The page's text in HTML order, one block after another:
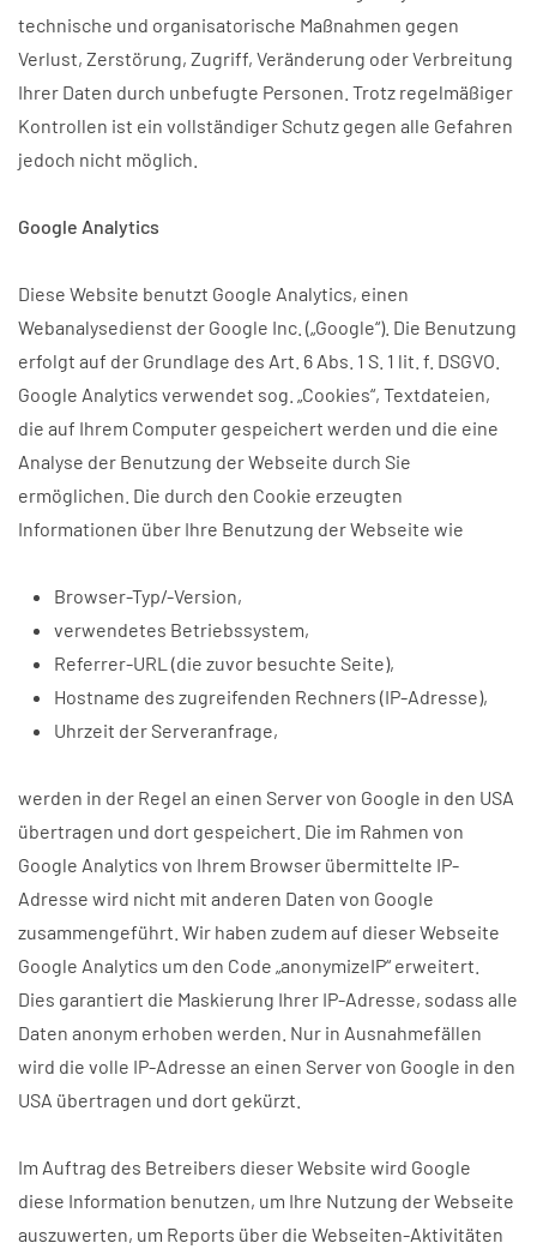
technische und organisatorische Maßnahmen gegen
Verlust, Zerstörung, Zugriff, Veränderung oder Verbreitung
Ihrer Daten durch unbefugte Personen. Trotz regelmäßiger
Kontrollen ist ein vollständiger Schutz gegen alle Gefahren
jedoch nicht möglich.
Google Analytics
Diese Website benutzt Google Analytics, einen
Webanalysedienst der Google Inc. („Google“). Die Benutzung
erfolgt auf der Grundlage des Art. 6 Abs. 1 S. 1 lit. f. DSGVO.
Google Analytics verwendet sog. „Cookies“, Textdateien,
die auf Ihrem Computer gespeichert werden und die eine
Analyse der Benutzung der Webseite durch Sie
ermöglichen. Die durch den Cookie erzeugten
Informationen über Ihre Benutzung der Webseite wie
Browser-Typ/-Version,
verwendetes Betriebssystem,
Referrer-URL (die zuvor besuchte Seite),
Hostname des zugreifenden Rechners (IP-Adresse),
Uhrzeit der Serveranfrage,
werden in der Regel an einen Server von Google in den USA
übertragen und dort gespeichert. Die im Rahmen von
Google Analytics von Ihrem Browser übermittelte IP-
Adresse wird nicht mit anderen Daten von Google
zusammengeführt. Wir haben zudem auf dieser Webseite
Google Analytics um den Code „anonymizeIP“ erweitert.
Dies garantiert die Maskierung Ihrer IP-Adresse, sodass alle
Daten anonym erhoben werden. Nur in Ausnahmefällen
wird die volle IP-Adresse an einen Server von Google in den
USA übertragen und dort gekürzt.
Im Auftrag des Betreibers dieser Website wird Google
diese Information benutzen, um Ihre Nutzung der Webseite
auszuwerten, um Reports über die Webseiten-Aktivitäten